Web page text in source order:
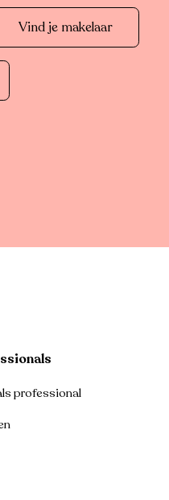
Vind je makelaar
professional